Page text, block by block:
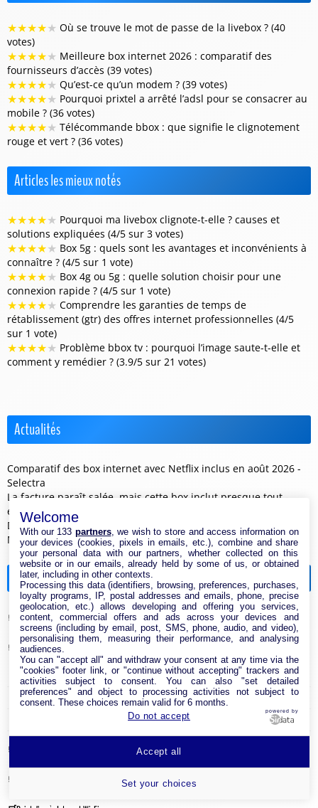
★★★★★ Où se trouve le mot de passe de la livebox ? (40
votes)
★★★★★ Meilleure box internet 2026 : comparatif des
fournisseurs d’accès (39 votes)
★★★★★ Qu’est-ce qu’un modem ? (39 votes)
★★★★★ Pourquoi prixtel a arrêté l’adsl pour se consacrer au
mobile ? (36 votes)
★★★★★ Télécommande bbox : que signifie le clignotement
rouge et vert ? (36 votes)
Articles les mieux notés
★★★★★ Pourquoi ma livebox clignote-t-elle ? causes et
solutions expliquées (4/5 sur 3 votes)
★★★★★ Box 5g : quels sont les avantages et inconvénients à
connaître ? (4/5 sur 1 vote)
★★★★★ Box 4g ou 5g : quelle solution choisir pour une
connexion rapide ? (4/5 sur 1 vote)
★★★★★ Comprendre les garanties de temps de
rétablissement (gtr) des offres internet professionnelles (4/5
sur 1 vote)
★★★★★ Problème bbox tv : pourquoi l’image saute-t-elle et
comment y remédier ? (3.9/5 sur 21 votes)
Actualités
Comparatif des box internet avec Netflix inclus en août 2026 -
Selectra
La facture paraît salée, mais cette box inclut presque tout -
edcom.fr
Découvrez la box internet de RED by SFR à 22,99€/mois -
MonPetitForfait
Catégories de la boutique
Antenne & Amplificateur Réseau Internet
Cable Réseau
Adaptateur Ethernet USB
Câble RJ45
Welcome
With our 133 partners, we wish to store and access information on
your devices (cookies, pixels in emails, etc.), combine and share
your personal data with our partners, whether collected on this
website or in our emails, already held by some of us, or obtained
later, including in other contexts.
Processing this data (identifiers, browsing, preferences, purchases,
loyalty programs, IP, postal addresses and emails, phone, precise
geolocation, etc.) allows developing and offering you services,
content, commercial offers and ads across your devices and
screens (including by email, post, SMS, phone, audio, and video),
personalising them, measuring their performance, and analysing
audiences.
You can "accept all" and withdraw your consent at any time via the
"cookies" footer link, or "continue without accepting" trackers and
activities subject to consent. You can also "set detailed
preferences" and object to processing activities not subject to
consent. These choices remain valid for 6 months.
Do not accept
powered by
Set your choices
Accept all